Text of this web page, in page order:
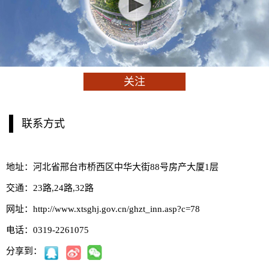
关注
联系方式
地址：河北省邢台市桥西区中华大街88号房产大厦1层
交通：23路,24路,32路
网址：http://www.xtsghj.gov.cn/ghzt_inn.asp?c=78
电话：0319-2261075
分享到：